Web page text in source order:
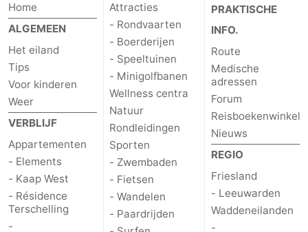
Vakantiehuizen
-
De
Riesen
-
Elements
-
Schuttersbos
-
Tjermelân
Last
minutes
Strand
Home
ALGEMEEN
Het eiland
Tips
Voor kinderen
Weer
VERBLIJF
Appartementen
- Elements
- Kaap West
- Résidence
Terschelling
-
Attracties
- Rondvaarten
- Boerderijen
- Speeltuinen
- Minigolfbanen
Wellness centra
Natuur
Rondleidingen
Sporten
- Zwembaden
- Fietsen
- Wandelen
- Paardrijden
PRAKTISCHE
INFO.
Route
Medische
adressen
Forum
Reisboekenwinkel
Nieuws
REGIO
Friesland
- Leeuwarden
Waddeneilanden
-